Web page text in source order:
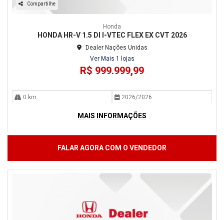
Compartilhe
Honda
HONDA HR-V 1.5 DI I-VTEC FLEX EX CVT 2026
Dealer Nações Unidas
Ver Mais 1 lojas
R$ 999.999,99
0 km 2026/2026
MAIS INFORMAÇÕES
FALAR AGORA COM O VENDEDOR